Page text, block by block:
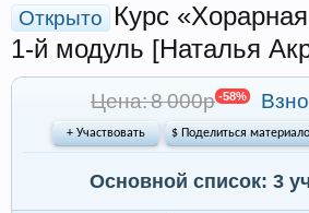
Открыто
Курс
1-й модуль [Наталья
Цена: 8 000р -58%
+ Участвовать $ Поделиться
Основной список: 3